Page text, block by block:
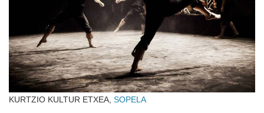
KURTZIO KULTUR ETXEA, SOPELA